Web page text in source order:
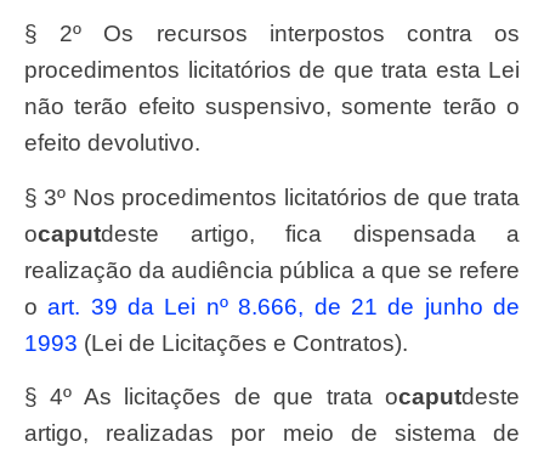
§ 2º Os recursos interpostos contra os
procedimentos licitatórios de que trata esta Lei
não terão efeito suspensivo, somente terão o
efeito devolutivo.
§ 3º Nos procedimentos licitatórios de que trata
o caputdeste artigo, fica dispensada a
realização da audiência pública a que se refere
oart. 39 da Lei nº 8.666, de 21 de junho de
1993 (Lei de Licitações e Contratos).
§ 4º As licitações de que trata o caputdeste
artigo, realizadas por meio de sistema de